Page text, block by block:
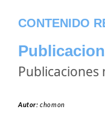
CONTENIDO
Publicaciones
Autor:chomon